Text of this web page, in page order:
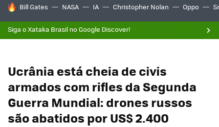
TENDÊNCIAS DO DIA
Bill Gates NASA IA Christopher Nolan Oppo
Siga o Xataka Brasil no Google Discover!
Ucrânia está cheia de civis
armados com rifles da Segunda
Guerra Mundial: drones russos
são abatidos por US$ 2.400